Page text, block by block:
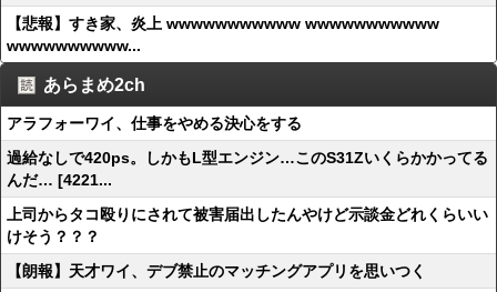
【悲報】すき家、炎上 wwwwwwwwwww wwwwwwwwwww
wwwwwwwwww...
あらまめ2ch
アラフォーワイ、仕事をやめる決心をする
過給なしで420ps。しかもL型エンジン…このS31Zいくらかかってる
んだ… [4221...
上司からタコ殴りにされて被害届出したんやけど示談金どれくらいい
けそう？？？
【朗報】天才ワイ、デブ禁止のマッチングアプリを思いつく